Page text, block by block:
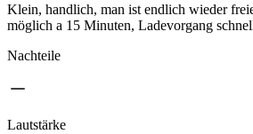
Klein, handlich, man ist endlich wieder
möglich a 15 Minuten, Ladevorgang
Nachteile
Lautstärke